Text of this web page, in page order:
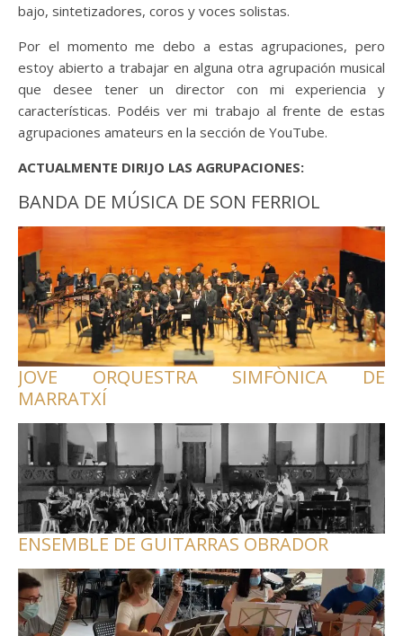
bajo, sintetizadores, coros y voces solistas.
Por el momento me debo a estas agrupaciones, pero
estoy abierto a trabajar en alguna otra agrupación musical
que desee tener un director con mi experiencia y
características. Podéis ver mi trabajo al frente de estas
agrupaciones amateurs en la sección de YouTube.
ACTUALMENTE DIRIJO LAS AGRUPACIONES:
BANDA DE MÚSICA DE SON FERRIOL
JOVE ORQUESTRA SIMFÒNICA DE
MARRATXÍ
ENSEMBLE DE GUITARRAS OBRADOR